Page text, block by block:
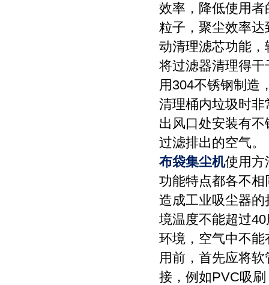
效率，降低使用
粒子，聚尘效率
动清理滤芯功能
将过滤器清理得
用304不锈钢制造
清理桶内垃圾时
出风口处安装有
过滤排出的空气。
布袋集尘机使用方
功能特点都各不
造成工业吸尘器
境温度不能超过
环境，空气中不
用前，首先应将
接，例如PVC吸